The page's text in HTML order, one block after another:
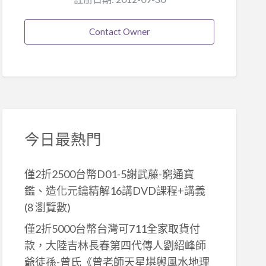
Contact Owner
今日最熱門
僅2折2500台幣D01-5謝武藤-窮通寶
鑑、造化元鑰精解16講DVD課程+講義
(8 瀏覽數)
僅2折5000台幣台灣可711全家取貨付
款，大陸吉林長春第四代傳人劉紹峰師
爺徒孫-曾氏《曾老師天星堪輿風水地理